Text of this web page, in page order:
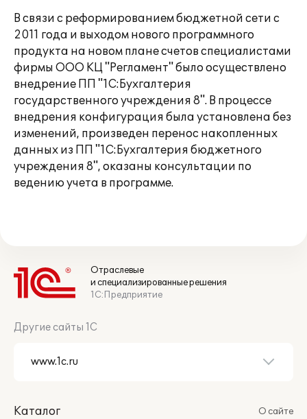
В связи с реформированием бюджетной сети с
2011 года и выходом нового программного
продукта на новом плане счетов специалистами
фирмы ООО КЦ "Регламент" было осуществлено
внедрение ПП "1С:Бухгалтерия
государственного учреждения 8". В процессе
внедрения конфигурация была установлена без
изменений, произведен перенос накопленных
данных из ПП "1С:Бухгалтерия бюджетного
учреждения 8", оказаны консультации по
ведению учета в программе.
Отраслевые
и специализированные решения
1С:Предприятие
Другие сайты 1С
Каталог
О сайте